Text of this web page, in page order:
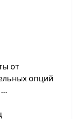
от
опций
…